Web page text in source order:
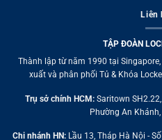
Liên
TẬP ĐOÀN
Thành lập từ năm 1990 tại
xuất và phân phối Tủ & Khóa
Trụ sở chính HCM: Saritown
Phường An
Chi nhánh HN:Lầu 13, Tháp Hà Nội -